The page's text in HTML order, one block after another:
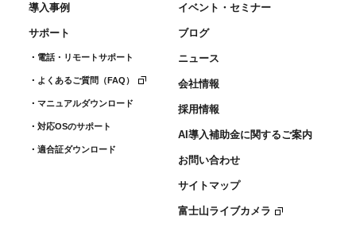
導入事例
サポート
電話・リモートサポート
よくあるご質問（FAQ）
マニュアルダウンロード
対応OSのサポート
適合証ダウンロード
イベント・セミナー
ブログ
ニュース
会社情報
採用情報
AI導入補助金に関するご案内
お問い合わせ
サイトマップ
富士山ライブカメラ